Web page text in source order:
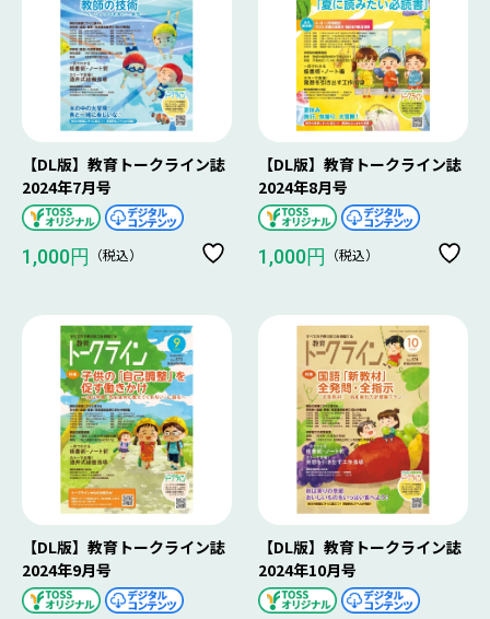
【DL版】教育トークライン誌
2024年7月号
1,000円 （税込）
【DL版】教育トークライン誌
2024年8月号
1,000円 （税込）
【DL版】教育トークライン誌
2024年9月号
【DL版】教育トークライン誌
2024年10月号